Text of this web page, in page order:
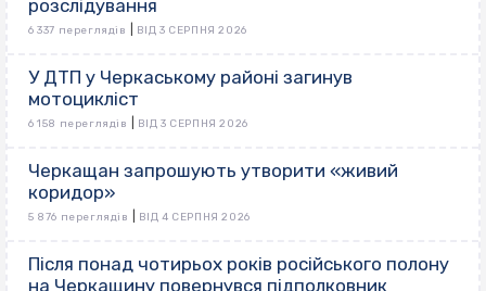
розслідування
6 337 переглядів ВІД 3 СЕРПНЯ 2026
У ДТП у Черкаському районі загинув
мотоцикліст
6 158 переглядів ВІД 3 СЕРПНЯ 2026
Черкащан запрошують утворити «живий
коридор»
5 876 переглядів ВІД 4 СЕРПНЯ 2026
Після понад чотирьох років російського полону
на Черкащину повернувся підполковник